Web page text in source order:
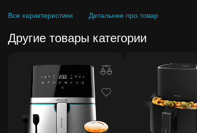
Все характеристики Детальнее про товар
Другие товары категории